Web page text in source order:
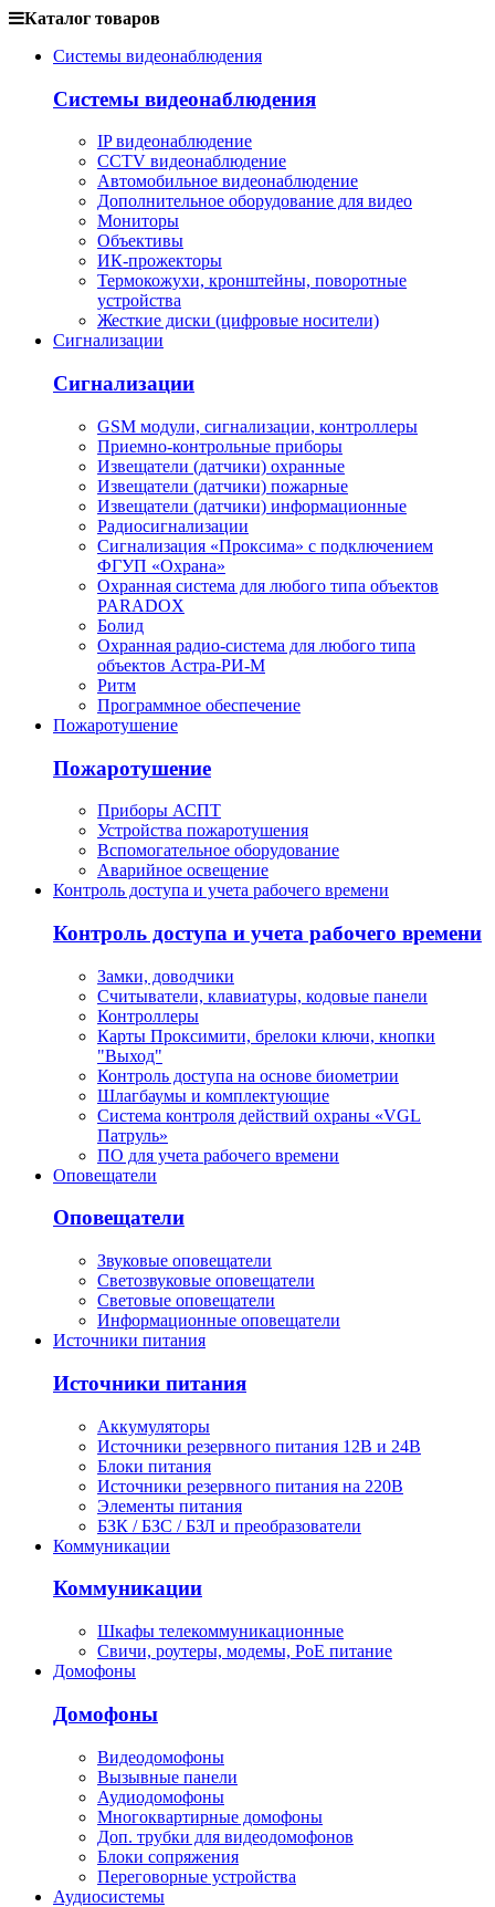
Каталог товаров
Системы видеонаблюдения
Системы видеонаблюдения
IP видеонаблюдение
CCTV видеонаблюдение
Автомобильное видеонаблюдение
Дополнительное оборудование для видео
Мониторы
Объективы
ИК-прожекторы
Термокожухи, кронштейны, поворотные
устройства
Жесткие диски (цифровые носители)
Сигнализации
Сигнализации
GSM модули, сигнализации, контроллеры
Приемно-контрольные приборы
Извещатели (датчики) охранные
Извещатели (датчики) пожарные
Извещатели (датчики) информационные
Радиосигнализации
Сигнализация «Проксима» с подключением
ФГУП «Охрана»
Охранная система для любого типа объектов
PARADOX
Болид
Охранная радио-система для любого типа
объектов Астра-РИ-М
Ритм
Программное обеспечение
Пожаротушение
Пожаротушение
Приборы АСПТ
Устройства пожаротушения
Вспомогательное оборудование
Аварийное освещение
Контроль доступа и учета рабочего времени
Контроль доступа и учета рабочего времени
Замки, доводчики
Считыватели, клавиатуры, кодовые панели
Контроллеры
Карты Проксимити, брелоки ключи, кнопки
"Выход"
Контроль доступа на основе биометрии
Шлагбаумы и комплектующие
Система контроля действий охраны «VGL
Патруль»
ПО для учета рабочего времени
Оповещатели
Оповещатели
Звуковые оповещатели
Светозвуковые оповещатели
Световые оповещатели
Информационные оповещатели
Источники питания
Источники питания
Аккумуляторы
Источники резервного питания 12В и 24В
Блоки питания
Источники резервного питания на 220В
Элементы питания
БЗК / БЗС / БЗЛ и преобразователи
Коммуникации
Коммуникации
Шкафы телекоммуникационные
Свичи, роутеры, модемы, РоЕ питание
Домофоны
Домофоны
Видеодомофоны
Вызывные панели
Аудиодомофоны
Многоквартирные домофоны
Доп. трубки для видеодомофонов
Блоки сопряжения
Переговорные устройства
Аудиосистемы